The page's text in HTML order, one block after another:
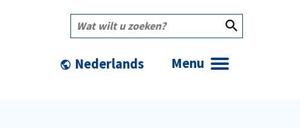
Menu
Wat
wilt
zoeken?